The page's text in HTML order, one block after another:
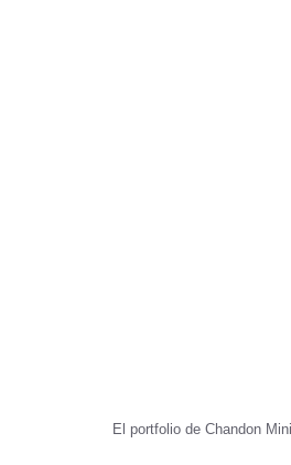
El portfolio de Chandon